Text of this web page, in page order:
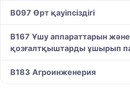
B097 Өрт қауіпсіздігі
B167 Ұшу аппараттарын және
қозғалтқыштарды ұшырып
B183 Агроинженерия